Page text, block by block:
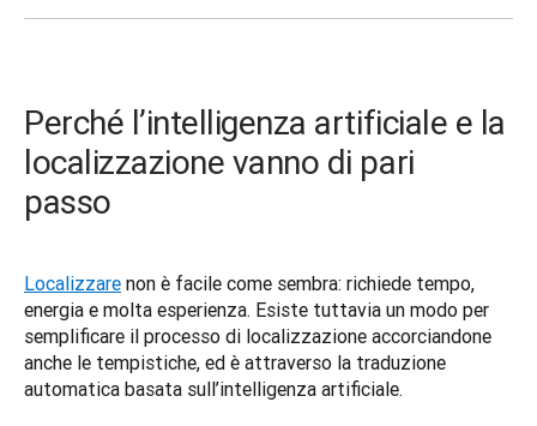
Perché l’intelligenza artificiale e la
localizzazione vanno di pari
passo
Localizzare non è facile come sembra: richiede tempo,
energia e molta esperienza. Esiste tuttavia un modo per
semplificare il processo di localizzazione accorciandone
anche le tempistiche, ed è attraverso la traduzione
automatica basata sull’intelligenza artificiale.